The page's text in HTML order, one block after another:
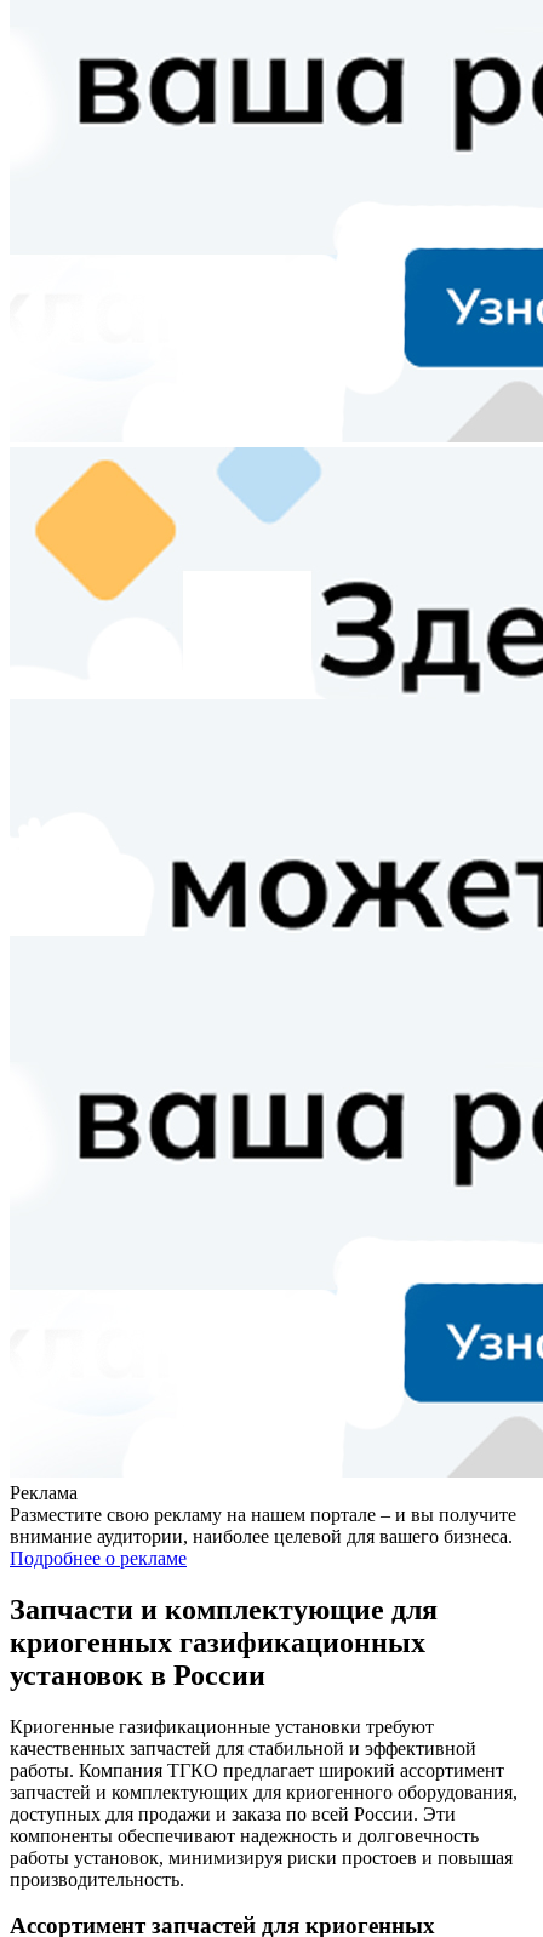
Реклама
Разместите свою рекламу на нашем портале – и вы получите
внимание аудитории, наиболее целевой для вашего бизнеса.
Подробнее о рекламе
Запчасти и комплектующие для
криогенных газификационных
установок в России
Криогенные газификационные установки требуют
качественных запчастей для стабильной и эффективной
работы. Компания ТГКО предлагает широкий ассортимент
запчастей и комплектующих для криогенного оборудования,
доступных для продажи и заказа по всей России. Эти
компоненты обеспечивают надежность и долговечность
работы установок, минимизируя риски простоев и повышая
производительность.
Ассортимент запчастей для криогенных